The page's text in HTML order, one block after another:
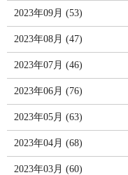
2023年09月 (53)
2023年08月 (47)
2023年07月 (46)
2023年06月 (76)
2023年05月 (63)
2023年04月 (68)
2023年03月 (60)